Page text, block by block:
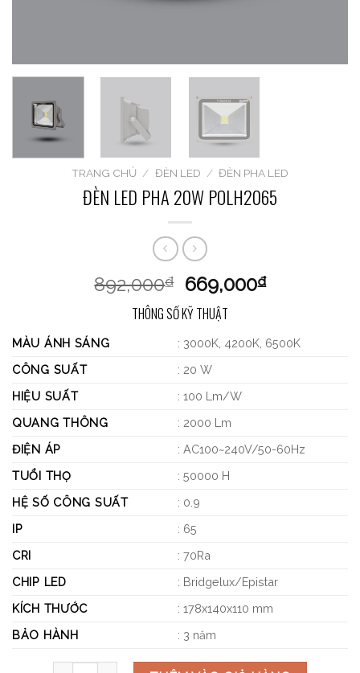
TRANG CHỦ / ĐÈN LED / ĐÈN PHA LED
ĐÈN LED PHA 20W POLH2065
892,000₫ 669,000₫
THÔNG SỐ KỸ THUẬT
MÀU ÁNH SÁNG
: 3000K, 4200K, 6500K
CÔNG SUẤT
: 20 W
HIỆU SUẤT
: 100 Lm/W
QUANG THÔNG
: 2000 Lm
ĐIỆN ÁP
: AC100~240V/50-60Hz
TUỔI THỌ
: 50000 H
HỆ SỐ CÔNG SUẤT
: 0.9
IP
: 65
CRI
: 70Ra
CHIP LED
: Bridgelux/Epistar
KÍCH THƯỚC
: 178x140x110 mm
BẢO HÀNH
: 3 năm
ĐÈN LED PHA 20W POLH2065 số lượng